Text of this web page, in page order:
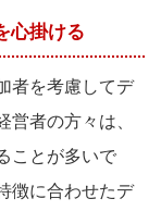
心掛ける
者を考慮してデ
者の方々は、
ことが多いで
徴に合わせたデ